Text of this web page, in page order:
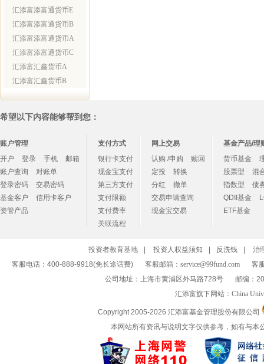
汇添富添富通货币E
汇添富添富通货币B
汇添富添富通货币A
汇添富添富通货币C
汇添富汇鑫货币A
汇添富汇鑫货币B
希望以下内容能够帮到您：
账户管理
开户
登录 手机
邮箱
账户查询
对账单
登录密码
交易密码
基金客户
信用卡客户
资管产品
支付方式
银行卡支付
现金宝支付
第三方支付
支付限额
支付费率
关联流程
网上交易
认购 /申购
赎回
定投
转换
分红
撤单
交易申请查询
现金宝交易
基金产品/理
货币基金
股票型
混
指数型
债
QDII基金
ETF基金
投资者教育基地 投资人权益须知 反洗钱
治
客服电话：400-888-9918(免长途话费)
客服邮箱： service@99fund.com
客
公司地址：上海市黄浦区外马路728号
邮编：
汇添富旗下网站： China
Copyright 2005-2026 汇添富基金管理股份有限公司
本网站所有资讯与说明文字仅供参考，如有与本